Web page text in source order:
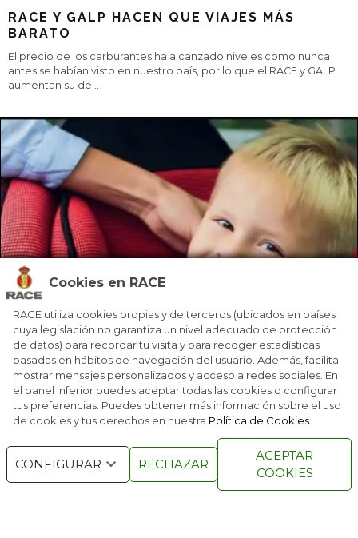
Cookies en RACE
RACE utiliza cookies propias y de terceros (ubicados en países
cuya legislación no garantiza un nivel adecuado de protección
de datos) para recordar tu visita y para recoger estadísticas
basadas en hábitos de navegación del usuario. Además, facilita
mostrar mensajes personalizados y acceso a redes sociales. En
el panel inferior puedes aceptar todas las cookies o configurar
tus preferencias. Puedes obtener más información sobre el uso
de cookies y tus derechos en nuestra Política de Cookies
CONFIGURAR RECHAZAR
ACEPTAR
COOKIES
RACE Y GALP HACEN QUE VIAJES MÁS
BARATO
antes se habían visto en nuestro país, por lo que el RACE y GALP
aumentan su de ...